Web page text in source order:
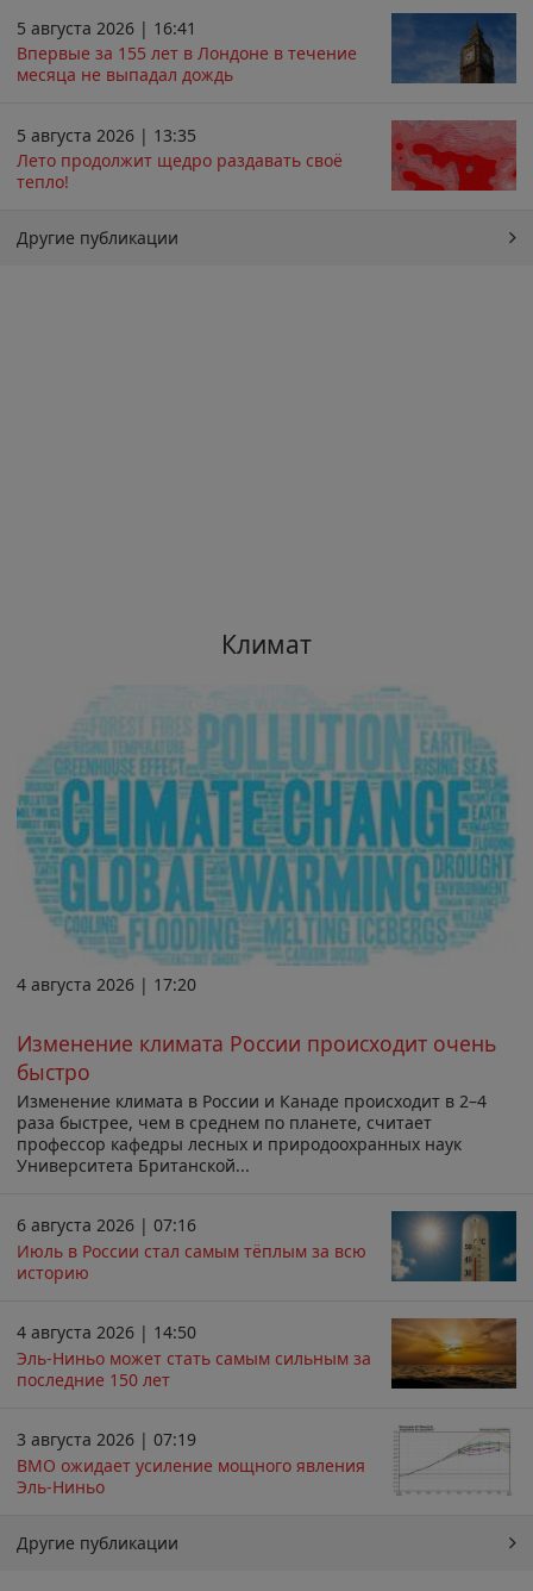
5 августа 2026 | 16:41
Впервые за 155 лет в Лондоне в течение
месяца не выпадал дождь
5 августа 2026 | 13:35
Лето продолжит щедро раздавать своё
тепло!
Другие публикации
Климат
4 августа 2026 | 17:20
Изменение климата России происходит очень
быстро
Изменение климата в России и Канаде происходит в 2–4
раза быстрее, чем в среднем по планете, считает
профессор кафедры лесных и природоохранных наук
Университета Британской...
6 августа 2026 | 07:16
Июль в России стал самым тёплым за всю
историю
4 августа 2026 | 14:50
Эль-Ниньо может стать самым сильным за
последние 150 лет
3 августа 2026 | 07:19
ВМО ожидает усиление мощного явления
Эль-Ниньо
Другие публикации